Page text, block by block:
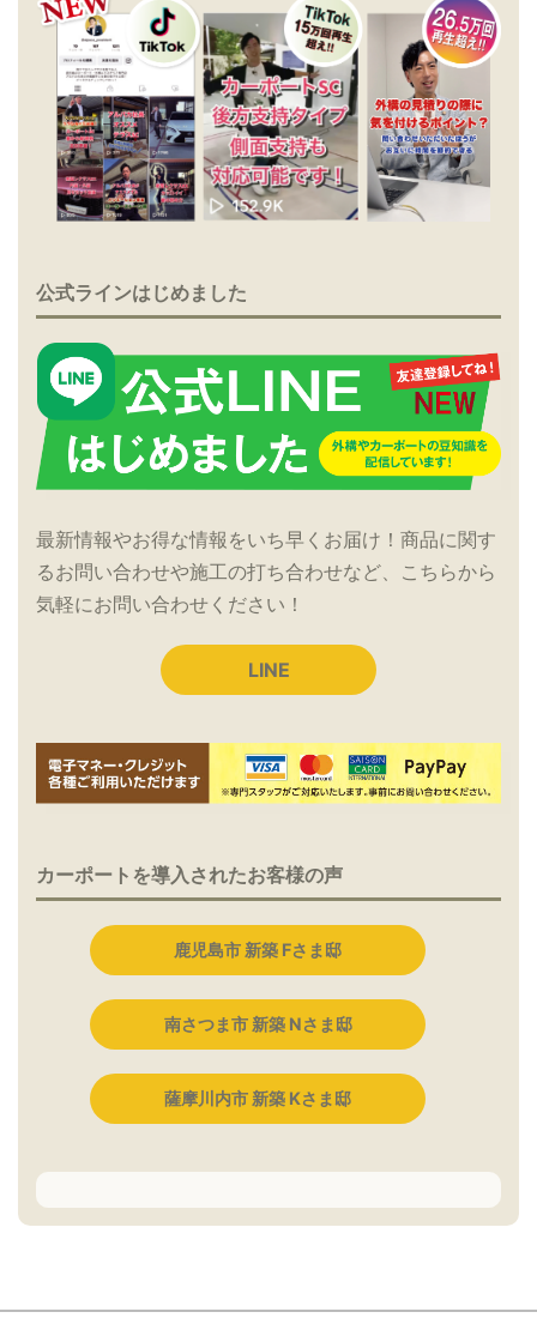
公式ラインはじめました
最新情報やお得な情報をいち早くお届け！商品に関す
るお問い合わせや施工の打ち合わせなど、こちらから
気軽にお問い合わせください！
LINE
カーポートを導入されたお客様の声
鹿児島市 新築 Fさま邸
南さつま市 新築 Nさま邸
薩摩川内市 新築 Kさま邸